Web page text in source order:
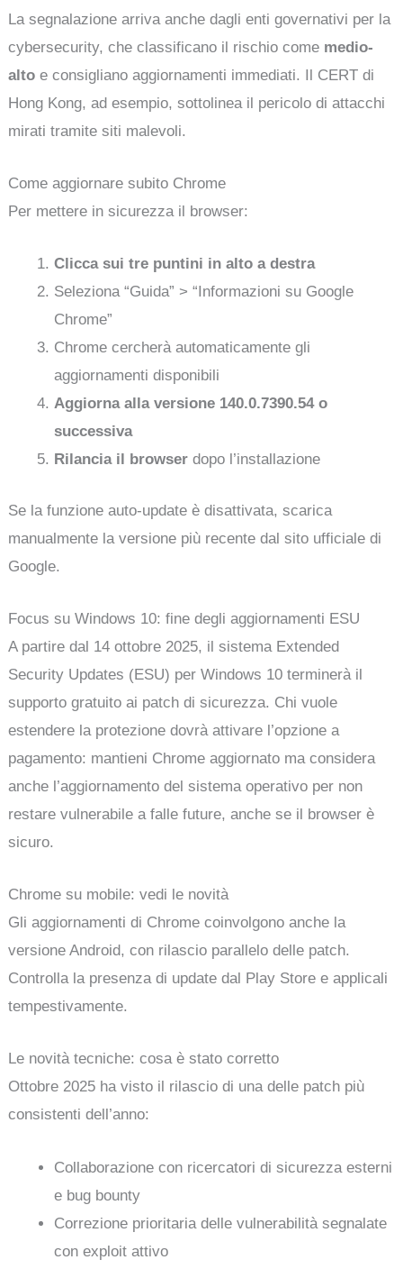
La segnalazione arriva anche dagli enti governativi per la
cybersecurity, che classificano il rischio come medio-
alto e consigliano aggiornamenti immediati. Il CERT di
Hong Kong, ad esempio, sottolinea il pericolo di attacchi
mirati tramite siti malevoli.
Come aggiornare subito Chrome
Per mettere in sicurezza il browser:
Clicca sui tre puntini in alto a destra
Seleziona “Guida” > “Informazioni su Google
Chrome”
Chrome cercherà automaticamente gli
aggiornamenti disponibili
Aggiorna alla versione 140.0.7390.54 o
successiva
Rilancia il browser dopo l’installazione
Se la funzione auto-update è disattivata, scarica
manualmente la versione più recente dal sito ufficiale di
Google.
Focus su Windows 10: fine degli aggiornamenti ESU
A partire dal 14 ottobre 2025, il sistema Extended
Security Updates (ESU) per Windows 10 terminerà il
supporto gratuito ai patch di sicurezza. Chi vuole
estendere la protezione dovrà attivare l’opzione a
pagamento: mantieni Chrome aggiornato ma considera
anche l’aggiornamento del sistema operativo per non
restare vulnerabile a falle future, anche se il browser è
sicuro.
Chrome su mobile: vedi le novità
Gli aggiornamenti di Chrome coinvolgono anche la
versione Android, con rilascio parallelo delle patch.
Controlla la presenza di update dal Play Store e applicali
tempestivamente.
Le novità tecniche: cosa è stato corretto
Ottobre 2025 ha visto il rilascio di una delle patch più
consistenti dell’anno:
Collaborazione con ricercatori di sicurezza esterni
e bug bounty
Correzione prioritaria delle vulnerabilità segnalate
con exploit attivo